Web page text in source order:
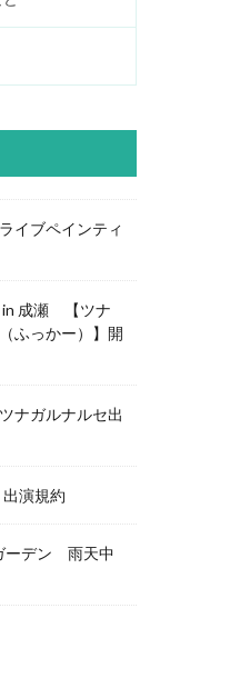
イブペインティ
in 成瀬 【ツナ
ふっかー）】開
ナガルナルセ出
演規約
ーデン 雨天中